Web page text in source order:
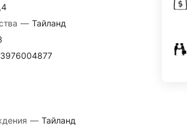
— Тайланд
— Тайланд